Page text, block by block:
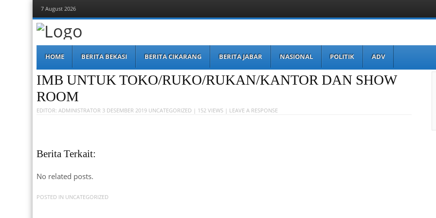
7 August 2026
Berita Bekasi
Mudah Melihat Bekasi
Menu
content
HOME BERITA BEKASI BERITA CIKARANG BERITA JABAR NASIONAL POLITIK ADV
IMB UNTUK TOKO/RUKO/RUKAN/KANTOR DAN SHOW
ROOM
EDITOR: ADMINISTRATOR 3 DESEMBER 2019 UNCATEGORIZED | 152 VIEWS | LEAVE A RESPONSE
Berita Terkait:
No related posts.
POSTED IN UNCATEGORIZED